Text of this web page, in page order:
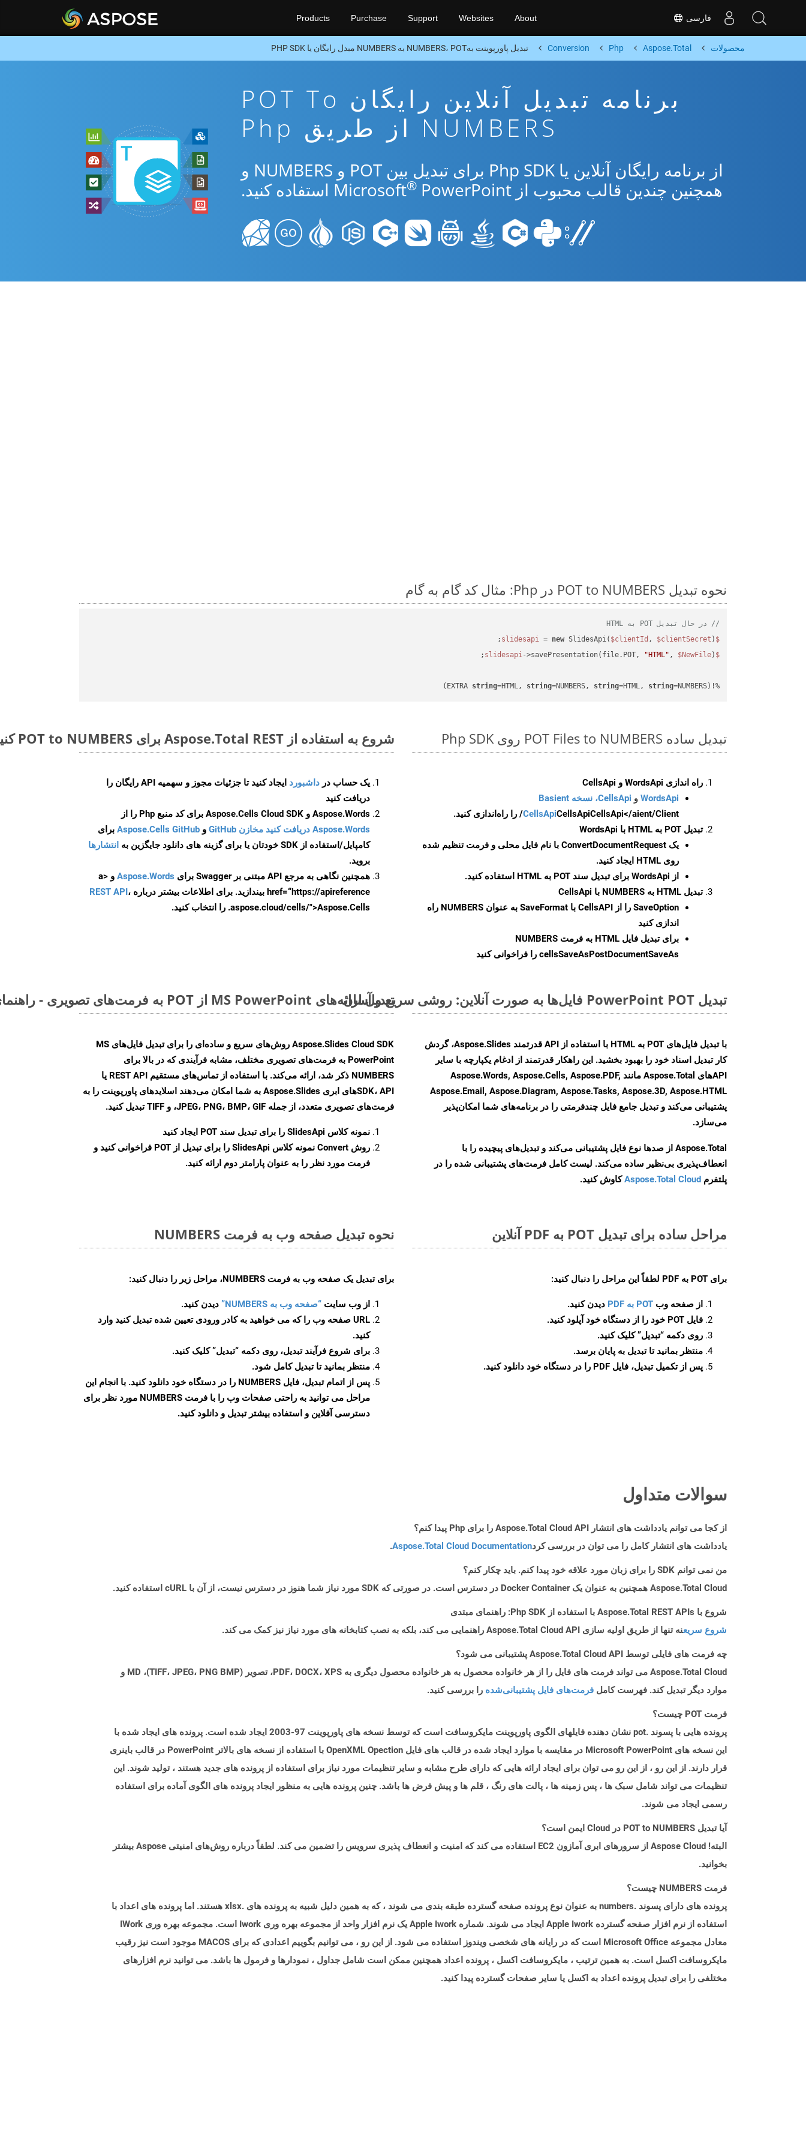
فارسی Products Purchase Support Websites About
محصولات Aspose.Total
Php
Conversion تبدیل پاورپوینت بهNUMBERS، POT به NUMBERS مبدل رایگان یا PHP SDK
برنامه تبدیل آنلاین رایگان POT To
NUMBERS از طریق Php
از برنامه رایگان آنلاین یا Php SDK برای تبدیل بین POT و NUMBERS و
همچنین چندین قالب محبوب از Microsoft
® PowerPoint استفاده کنید.
نحوه تبدیل POT to NUMBERS در Php: مثال کد گام به گام
// در حال تبدیل POT به HTML
$slidesapi
= new SlidesApi( $clientId , $clientSecret );
$slidesapi
->savePresentation(file.POT, "HTML" , $NewFile
%!(EXTRA
string=HTML, string=NUMBERS, string=HTML, string=NUMBERS)
تبدیل ساده POT Files to NUMBERS روی Php SDK
راه اندازی WordsApi و CellsApi
WordsApi و CellsApi، نسخه Basient
CellsApiCellsApiCellsApi</aient/Client/ را راه‌اندازی کنید.
تبدیل POT به HTML با WordsApi
یک ConvertDocumentRequest با نام فایل محلی و فرمت تنظیم شده
روی HTML ایجاد کنید.
از WordsApi برای تبدیل سند POT به HTML استفاده کنید.
تبدیل HTML به NUMBERS با CellsApi
SaveOption
را از CellsAPI با SaveFormat به عنوان NUMBERS راه
اندازی کنید
برای تبدیل فایل HTML به فرمت
NUMBERS
cellsSaveAsPostDocumentSaveAs را فراخوانی کنید
شروع به استفاده از Aspose.Total REST برای POT to NUMBERS کنید
یک حساب در داشبورد
ایجاد کنید تا جزئیات مجوز و سهمیه API رایگان را
دریافت کنید
Aspose.Words و Aspose.Cells Cloud SDK برای کد منبع Php را از
Aspose.Words دریافت کنید مخازن GitHub
و Aspose.Cells GitHub برای
کامپایل/استفاده از SDK خودتان یا برای گزینه های دانلود جایگزین به
انتشارها
بروید.
همچنین نگاهی به مرجع API مبتنی بر Swagger برای
Aspose.Words
و <a
href=“https://apireference بیندازید. برای اطلاعات بیشتر درباره
REST API،
.aspose.cloud/cells/">Aspose.Cells را انتخاب کنید.
تبدیل PowerPoint POT فایل‌ها به صورت آنلاین: روشی سریع و آسان
با تبدیل فایل‌های POT به HTML با استفاده از API قدرتمند Aspose.Slides، گردش
کار تبدیل اسناد خود را بهبود بخشید. این راهکار قدرتمند از ادغام یکپارچه با سایر
APIهای Aspose.Total مانند Aspose.Words, Aspose.Cells, Aspose.PDF,
Aspose.Email, Aspose.Diagram, Aspose.Tasks, Aspose.3D, Aspose.HTML
پشتیبانی می‌کند و تبدیل جامع فایل چندفرمتی را در برنامه‌های شما امکان‌پذیر
می‌سازد.
Aspose.Total از صدها نوع فایل پشتیبانی می‌کند و تبدیل‌های پیچیده را با
انعطاف‌پذیری بی‌نظیر ساده می‌کند. لیست کامل فرمت‌های پشتیبانی شده را در
پلتفرم Aspose.Total Cloudکاوش کنید.
تبدیل ارائه‌های MS PowerPoint از POT به فرمت‌های تصویری - راهنمای گام به گام
Aspose.Slides Cloud SDK روش‌های سریع و ساده‌ای را برای تبدیل فایل‌های MS
PowerPoint به فرمت‌های تصویری مختلف، مشابه فرآیندی که در بالا برای
NUMBERS ذکر شد، ارائه می‌کند. با استفاده از تماس‌های مستقیم REST API یا
SDK، APIهای ابری Aspose.Slides به شما امکان می‌دهند اسلایدهای پاورپوینت را به
فرمت‌های تصویری متعدد، از جمله JPEG، PNG، BMP، GIF، و TIFF تبدیل کنید.
نمونه کلاس SlidesApi را برای تبدیل سند POT ایجاد کنید
روش Convert
نمونه کلاس SlidesApi را برای تبدیل از POT فراخوانی کنید و
فرمت مورد نظر را به عنوان پارامتر دوم ارائه کنید.
مراحل ساده برای تبدیل POT به PDF آنلاین
برای POT به PDF لطفاً این مراحل را دنبال کنید:
از صفحه وب POT به PDF
دیدن کنید.
فایل POT خود را از دستگاه خود آپلود کنید.
روی دکمه “تبدیل”کلیک کنید.
منتظر بمانید تا تبدیل به پایان برسد.
پس از تکمیل تبدیل، فایل PDF را در دستگاه خود دانلود کنید.
نحوه تبدیل صفحه وب به فرمت NUMBERS
برای تبدیل یک صفحه وب به فرمت NUMBERS، مراحل زیر را دنبال کنید:
از وب سایت “صفحه وب به NUMBERS”
دیدن کنید.
URL صفحه وب را که می خواهید به کادر ورودی تعیین شده تبدیل کنید وارد
کنید.
برای شروع فرآیند تبدیل، روی دکمه “تبدیل” کلیک کنید.
منتظر بمانید تا تبدیل کامل شود.
پس از اتمام تبدیل، فایل NUMBERS را در دستگاه خود دانلود کنید. با انجام این
مراحل می توانید به راحتی صفحات وب را با فرمت NUMBERS مورد نظر برای
دسترسی آفلاین و استفاده بیشتر تبدیل و دانلود کنید.
سوالات متداول
از کجا می توانم یادداشت های انتشار Aspose.Total Cloud API را برای Php پیدا کنم؟
یادداشت های انتشار کامل را می توان در بررسی کردAspose.Total Cloud Documentation
.
من نمی توانم SDK را برای زبان مورد علاقه خود پیدا کنم. باید چکار کنم؟
Aspose.Total Cloud همچنین به عنوان یک Docker Container در دسترس است. در صورتی که SDK مورد نیاز شما هنوز در دسترس نیست، از آن با cURL استفاده کنید.
شروع با Aspose.Total REST APIs با استفاده از Php SDK: راهنمای مبتدی
شروع سریعنه تنها از طریق اولیه سازی Aspose.Total Cloud API راهنمایی می کند، بلکه به نصب کتابخانه های مورد نیاز نیز کمک می کند.
چه فرمت های فایلی توسط Aspose.Total Cloud API پشتیبانی می شود؟
Aspose.Total Cloud می تواند فرمت های فایل را از هر خانواده محصول به هر خانواده محصول دیگری به PDF، DOCX، XPS، تصویر (TIFF، JPEG، PNG BMP)، MD و
موارد دیگر تبدیل کند. فهرست کامل فرمت‌های فایل پشتیبانی‌شده را بررسی کنید.
فرمت POT چیست؟
پرونده هایی با پسوند .pot نشان دهنده فایلهای الگوی پاورپوینت مایکروسافت است که توسط نسخه های پاورپوینت 97-2003 ایجاد شده است. پرونده های ایجاد شده با
این نسخه های Microsoft PowerPoint در مقایسه با موارد ایجاد شده در قالب های فایل OpenXML Opection با استفاده از نسخه های بالاتر PowerPoint در قالب باینری
قرار دارند. از این رو ، از این رو می توان برای ایجاد ارائه هایی که دارای طرح مشابه و سایر تنظیمات مورد نیاز برای استفاده از پرونده های جدید هستند ، تولید شوند. این
تنظیمات می تواند شامل سبک ها ، پس زمینه ها ، پالت های رنگ ، قلم ها و پیش فرض ها باشد. چنین پرونده هایی به منظور ایجاد پرونده های الگوی آماده برای استفاده
رسمی ایجاد می شوند.
آیا تبدیل POT to NUMBERS در Cloud ایمن است؟
البته! Aspose Cloud از سرورهای ابری آمازون EC2 استفاده می کند که امنیت و انعطاف پذیری سرویس را تضمین می کند. لطفاً درباره روش‌های امنیتی Aspose بیشتر
بخوانید.
فرمت NUMBERS چیست؟
پرونده های دارای پسوند .numbers به ​​عنوان نوع پرونده صفحه گسترده طبقه بندی می شوند ، که به همین دلیل شبیه به پرونده های .xlsx هستند. اما پرونده های اعداد با
استفاده از نرم افزار صفحه گسترده Apple Iwork ایجاد می شوند. شماره Apple Iwork یک نرم افزار واحد از مجموعه بهره وری Iwork است. مجموعه بهره وری IWork
معادل مجموعه Microsoft Office است که در رایانه های شخصی ویندوز استفاده می شود. از این رو ، می توانیم بگوییم اعدادی که برای MACOS موجود است نیز رقیب
مایکروسافت اکسل است. به همین ترتیب ، مایکروسافت اکسل ، پرونده اعداد همچنین ممکن است شامل جداول ، نمودارها و فرمول ها باشد. می توانید نرم افزارهای
مختلفی را برای تبدیل پرونده اعداد به اکسل یا سایر صفحات گسترده پیدا کنید.